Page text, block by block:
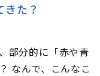
た？
部分的に「赤や青
なんで、こんなこ